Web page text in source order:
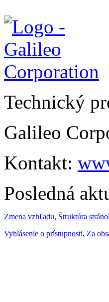
Technický
Galileo
Kontakt:
Posledná
Zmena vzhľadu, Štruktúra
Vyhlásenie o prístupnosti, Za